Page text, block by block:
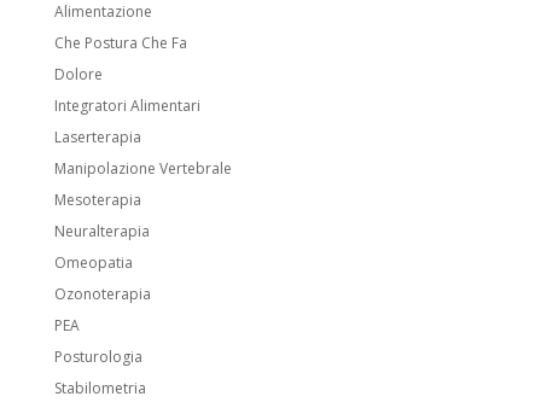
Alimentazione
Che Postura Che Fa
Dolore
Integratori Alimentari
Laserterapia
Manipolazione Vertebrale
Mesoterapia
Neuralterapia
Omeopatia
Ozonoterapia
PEA
Posturologia
Stabilometria